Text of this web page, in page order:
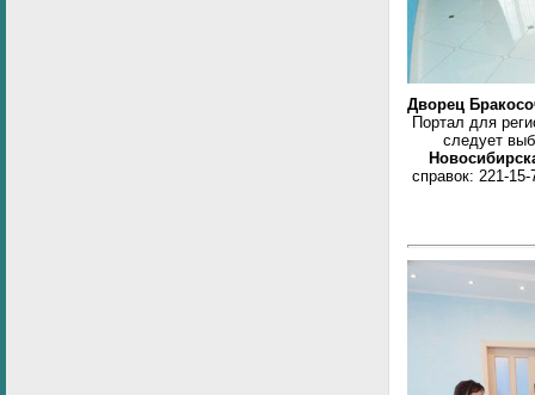
Дворец
Портал для
следует
справок: 221-